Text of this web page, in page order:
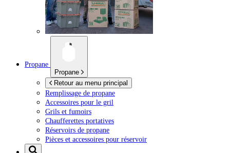
Propane
Propane
Retour au menu principal
Remplissage de propane
Accessoires pour le gril
Grils et fumoirs
Chaufferettes portatives
Réservoirs de propane
Pièces et accessoires pour réservoir